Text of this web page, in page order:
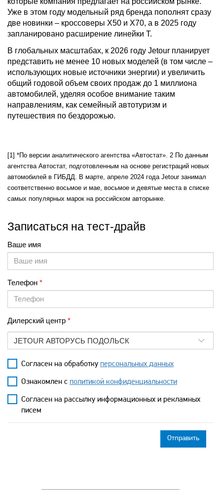
Уже в этом году модельный ряд бренда пополнят сразу
две новинки – кроссоверы Х50 и Х70, а в 2025 году
запланировано расширение линейки T.
В глобальных масштабах, к 2026 году Jetour планирует
представить не менее 10 новых моделей (в том числе –
использующих новые источники энергии) и увеличить
общий годовой объем своих продаж до 1 миллиона
автомобилей, уделяя особое внимание таким
направлениям, как семейный автотуризм и
путешествия по бездорожью.
[1] *По версии аналитического агентства «Автостат». 2 По данным
агентства Автостат, подготовленным на основе регистраций новых
автомобилей в ГИБДД. В марте, апреле 2024 года Jetour занимал
соответственно восьмое и мае, восьмое и девятые места в списке
самых популярных марок на российском авторынке.
Записаться на тест-драйв
Ваше имя
Телефон
Дилерский центр
JETOUR АВТОРУСЬ ПОДОЛЬСК
Согласен на обработку персональных данных
Ознакомлен с политикой конфиденциальности
Согласен на рассылку информационных и рекламных
писем